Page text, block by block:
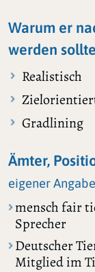
Warum er
werden
Realistisch
Gradlining
Ämter,
eigener
mensch fair
Sprecher
Deutscher
Mitglied im